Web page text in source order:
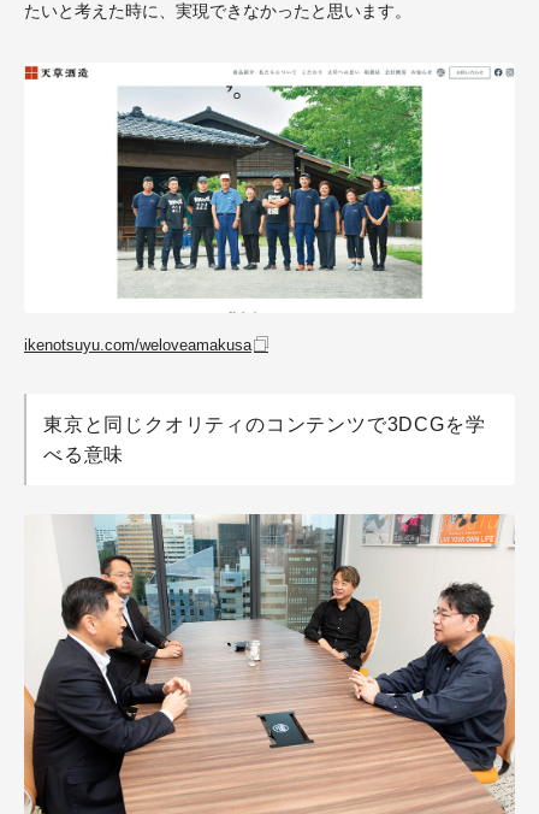
たいと考えた時に、実現できなかったと思います。
ikenotsuyu.com/weloveamakusa
東京と同じクオリティのコンテンツで3DCGを学
べる意味